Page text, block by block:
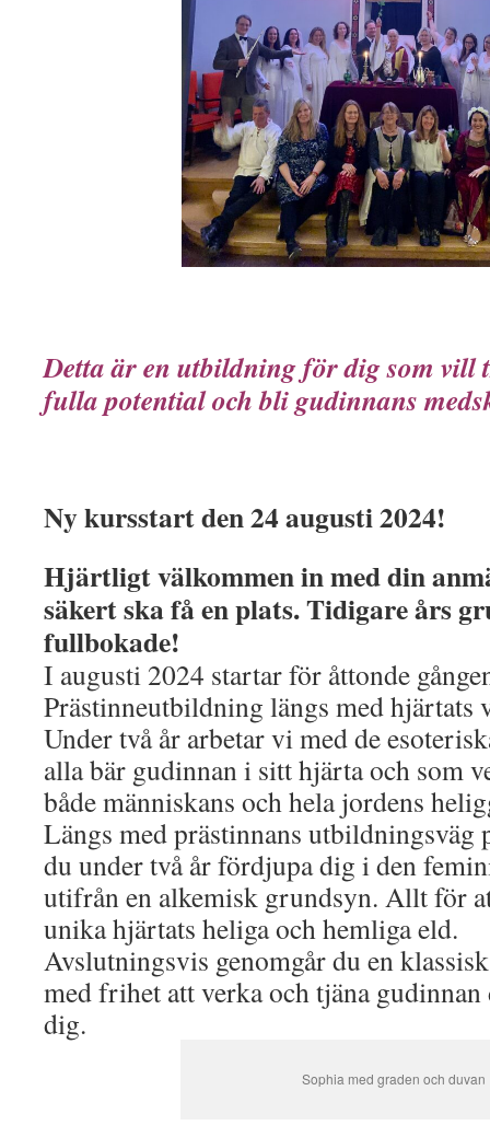
Detta är en utbildning för dig som
fulla potential och bli gudinnans
Ny kursstart den 24 augusti 2024!
Hjärtligt välkommen in med din
säkert ska få en plats. Tidigare års
fullbokade!
I augusti 2024 startar för åttonde
Prästinneutbildning längs med hjärtats
Under två år arbetar vi med de
alla bär gudinnan i sitt hjärta och som
både människans och hela jordens
Längs med prästinnans utbildningsväg
du under två år fördjupa dig i den
utifrån en alkemisk grundsyn. Allt för
unika hjärtats heliga och hemliga eld.
Avslutningsvis genomgår du en
med frihet att verka och tjäna
dig.
Sophia med graden och duvan